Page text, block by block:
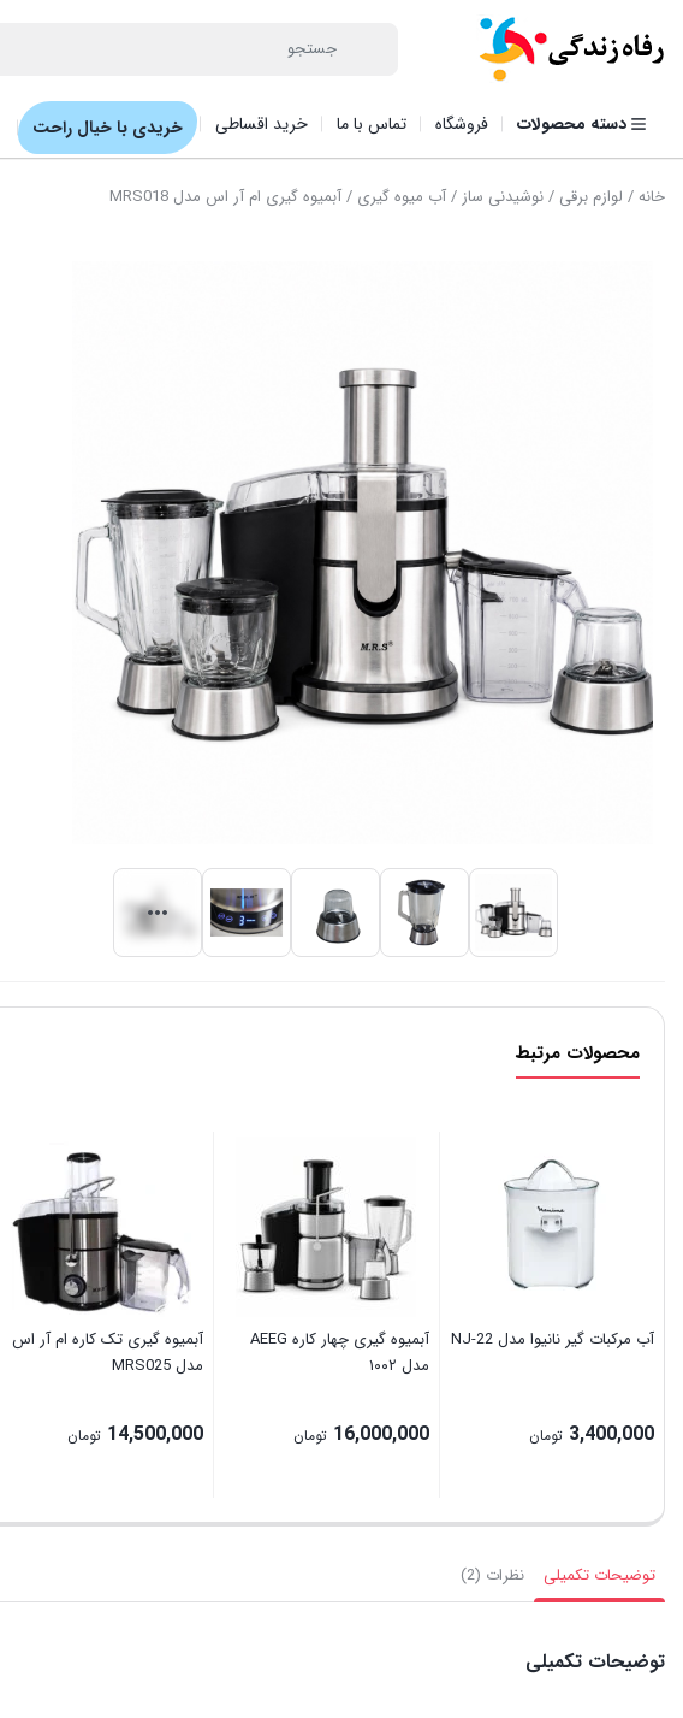
دسته محصولات فروشگاه تماس با ما خرید اقساطی خریدی با خیال راحت
خانه/ لوازم برقی /نوشیدنی ساز /آب میوه گیری / آبمیوه گیری ام آر اس مدل MRS018
محصولات مرتبط
آب مرکبات گیر نانیوا مدل NJ-22
3,400,000 تومان
آبمیوه گیری چهار کاره AEEG
مدل ۱۰۰۲
16,000,000 تومان
آبمیوه گیری تک کاره ام آر اس
مدل MRS025
14,500,000 تومان
توضیحات تکمیلی نظرات (2)
توضیحات تکمیلی